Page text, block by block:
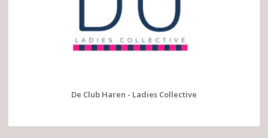
De Club Haren - Ladies Collective